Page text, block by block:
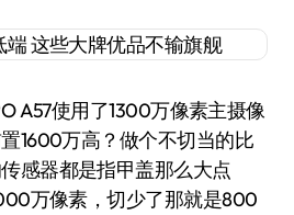
使用了1300万像素主摄像
1600万高？做个不切当的比
感器都是指甲盖那么大点
万像素，切少了那就是800